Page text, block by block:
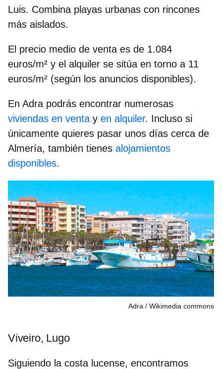
Luis. Combina playas urbanas con rincones
más aislados.
El precio medio de venta es de 1.084
euros/m² y el alquiler se sitúa en torno a 11
euros/m² (según los anuncios disponibles).
En Adra podrás encontrar numerosas
viviendas en venta y en alquiler. Incluso si
únicamente quieres pasar unos días cerca de
Almería, también tienes alojamientos
disponibles.
Adra Wikimedia commons
Viveiro, Lugo
Siguiendo la costa lucense, encontramos